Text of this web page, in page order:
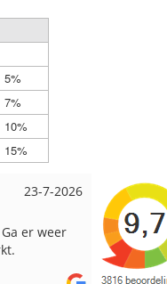
5%
7%
10%
15%
17-7-2026 Loes uit
Snelle